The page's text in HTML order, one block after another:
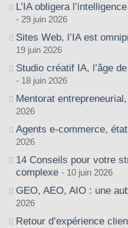
L’IA obligera
29 juin 2026
Sites Web, l’IA est
19 juin 2026
Studio créatif IA, l’âge
18 juin 2026
Mentorat
2026
Agents e-commerce,
2026
14 Conseils pour votre
complexe
10 juin 2026
GEO, AEO, AIO : une
2026
Retour d’expérience